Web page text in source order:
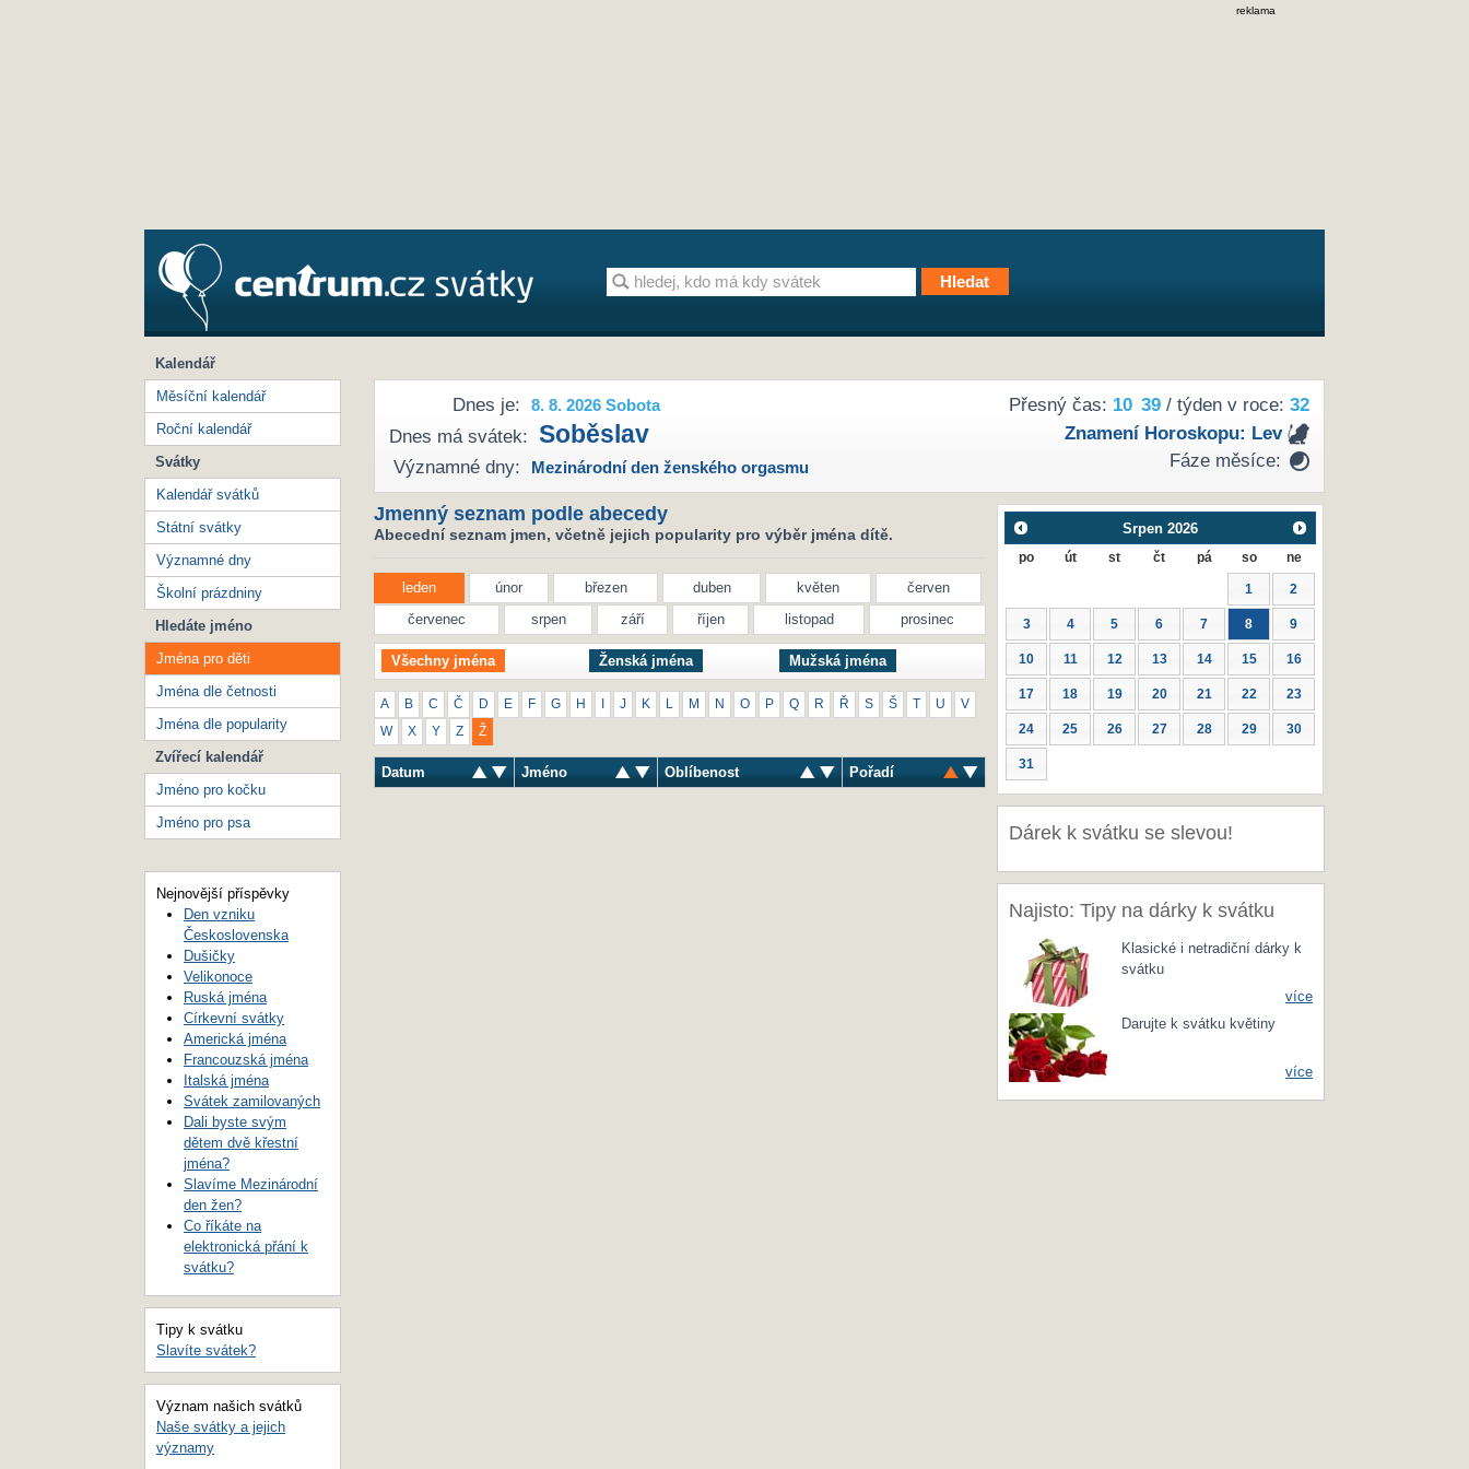
reklama
Přesný čas: 10 39/ týden v roce: 32
Znamení Horoskopu: Lev
Fáze měsíce:
Dnes je: 8. 8. 2026 Sobota
Dnes má svátek: Soběslav
Významné dny: Mezinárodní den ženského orgasmu
Jmenný seznam podle abecedy
Abecední seznam jmen, včetně jejich popularity pro výběr jména dítě.
leden únor březen duben květen
červen
červenec
srpen září říjen listopad prosinec
Všechny jména Ženská jména Mužská jména
A B C Č D E F G H J K M N O P Q R Ř S Š T U V
W X Y Z Ž
Datum Jméno Oblíbenost Pořadí
Srpen 2026
po út st čt pá so ne
1 2
3 4 5 6 7 8 9
10 11 12 13 14 15 16
17 18 19 20 21 22 23
24 25 26 27 28 29 30
31
Dárek k svátku se slevou!
Najisto: Tipy na dárky k svátku
Klasické i netradiční dárky k
svátku
více
Darujte k svátku květiny
více
Kalendář
Měsíční kalendář
Roční kalendář
Svátky
Kalendář svátků
Státní svátky
Významné dny
Školní prázdniny
Hledáte jméno
Jména pro děti
Jména dle četnosti
Jména dle popularity
Zvířecí kalendář
Jméno pro kočku
Jméno pro psa
Nejnovější příspěvky
Den vzniku
Československa
Dušičky
Velikonoce
Ruská jména
Církevní svátky
Americká jména
Francouzská jména
Italská jména
Svátek zamilovaných
Dali byste svým
dětem dvě křestní
jména?
Slavíme Mezinárodní
den žen?
Co říkáte na
elektronická přání k
svátku?
Tipy k svátku
Slavíte svátek?
Význam našich svátků
Naše svátky a jejich
významy